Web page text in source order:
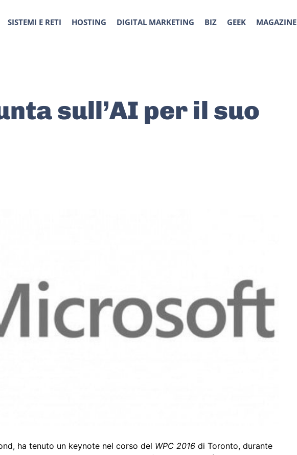
SISTEMI E RETI HOSTING DIGITAL MARKETING BIZ GEEK MAGAZINE
sull’AI per il suo
ha tenuto un keynote nel corso del WPC 2016 di Toronto, durante